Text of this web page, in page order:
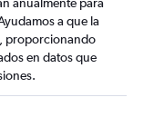
a que la
proporcionando
en datos que